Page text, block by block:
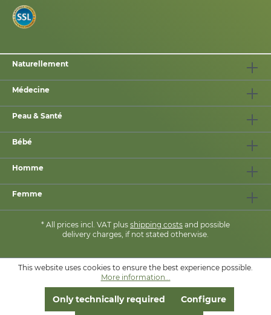
Naturellement
Médecine
Peau & Santé
Bébé
Homme
Femme
* All prices incl. VAT plus shipping costs and possible
delivery charges, if not stated otherwise.
AVEC ❤ DE PHARMASANA
This website uses cookies to ensure the best experience possible.
More information...
Only technically required Configure